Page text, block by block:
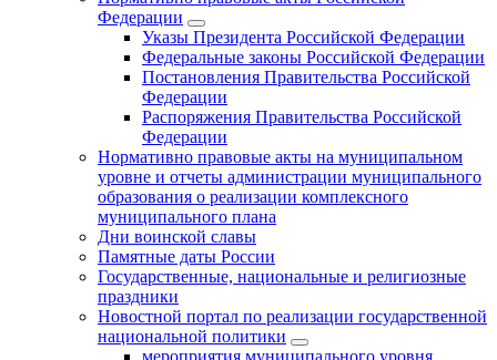
Федерации
Указы Президента Российской Федерации
Федеральные законы Российской Федерации
Постановления Правительства Российской
Федерации
Распоряжения Правительства Российской
Федерации
Нормативно правовые акты на муниципальном
уровне и отчеты администрации муниципального
образования о реализации комплексного
муниципального плана
Дни воинской славы
Памятные даты России
Государственные, национальные и религиозные
праздники
Новостной портал по реализации государственной
национальной политики
мероприятия муниципального уровня